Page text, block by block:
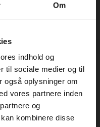
Om
indhold og
til sociale medier og til
også oplysninger om
vores partnere inden
og
kombinere disse
tilbud